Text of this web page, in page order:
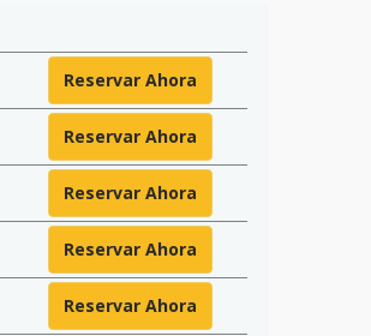
Reservar Ahora
Reservar Ahora
Reservar Ahora
Reservar Ahora
Reservar Ahora